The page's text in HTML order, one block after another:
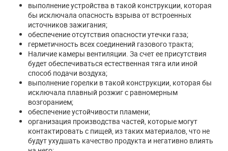
выполнение устройства в такой конструкции, которая
бы исключала опасность взрыва от встроенных
источников зажигания;
обеспечение отсутствия опасности утечки газа;
герметичность всех соединений газового тракта;
Наличие камеры вентиляции. За счет ее присутствия
будет обеспечиваться естественная тяга или иной
способ подачи воздуха;
выполнение горелки в такой конструкции, которая бы
исключала плавный розжиг с равномерным
возгоранием;
обеспечение устойчивости пламени;
организация производства частей, которые могут
контактировать с пищей, из таких материалов, что не
будут ухудшать качество продукта и негативно влиять